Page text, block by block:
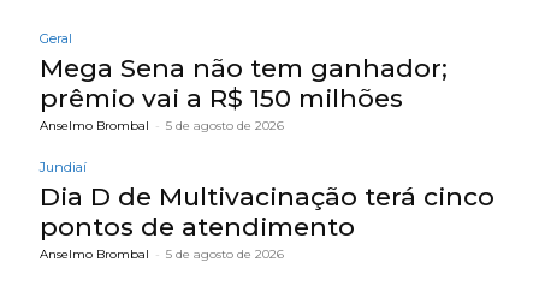
Geral
Mega Sena não tem ganhador;
prêmio vai a R$ 150 milhões
Anselmo Brombal - 5 de agosto de 2026
Jundiaí
Dia D de Multivacinação terá cinco
pontos de atendimento
Anselmo Brombal - 5 de agosto de 2026